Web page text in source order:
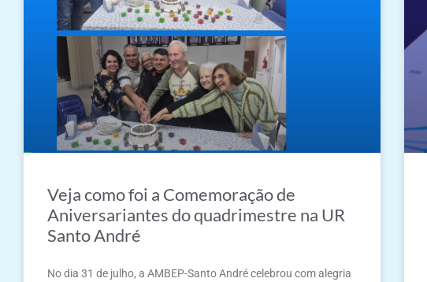
Veja como foi a Comemoração de
Aniversariantes do quadrimestre na UR
Santo André
No dia 31 de julho, a AMBEP-Santo André celebrou com alegria